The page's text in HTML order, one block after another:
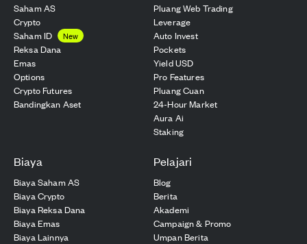
Saham AS
Crypto
Saham ID
New
Reksa Dana
Emas
Options
Crypto Futures
Bandingkan Aset
Pluang Web Trading
Leverage
Auto Invest
Pockets
Yield USD
Pro Features
Pluang Cuan
24-Hour Market
Aura Ai
Staking
Biaya
Biaya Saham AS
Biaya Crypto
Biaya Reksa Dana
Biaya Emas
Biaya Lainnya
Pelajari
Blog
Berita
Akademi
Campaign & Promo
Umpan Berita